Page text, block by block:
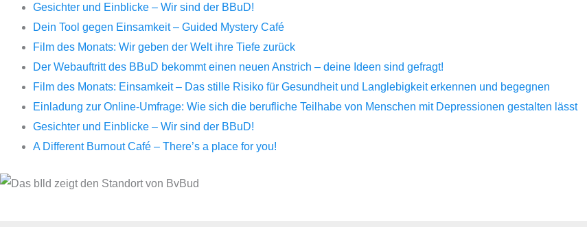
Gesichter und Einblicke – Wir sind der BBuD!
Dein Tool gegen Einsamkeit – Guided Mystery Café
Film des Monats: Wir geben der Welt ihre Tiefe zurück
Der Webauftritt des BBuD bekommt einen neuen Anstrich – deine Ideen sind gefragt!
Film des Monats: Einsamkeit – Das stille Risiko für Gesundheit und Langlebigkeit erkennen und begegnen
Einladung zur Online-Umfrage: Wie sich die berufliche Teilhabe von Menschen mit Depressionen gestalten lässt
Gesichter und Einblicke – Wir sind der BBuD!
A Different Burnout Café – There’s a place for you!